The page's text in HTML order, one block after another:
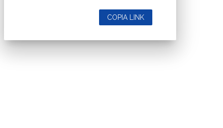
COPIA LINK